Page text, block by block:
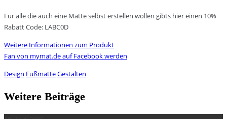
Für alle die auch eine Matte selbst erstellen wollen gibts hier einen 10%
Rabatt Code: LABC0D
Weitere Informationen zum Produkt
Fan von mymat.de auf Facebook werden
Design FußmatteGestalten
Weitere Beiträge